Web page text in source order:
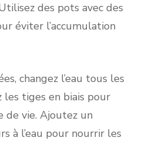
des pots avec des
éviter l’accumulation
changez l’eau tous les
tiges en biais pour
vie. Ajoutez un
à l’eau pour nourrir les